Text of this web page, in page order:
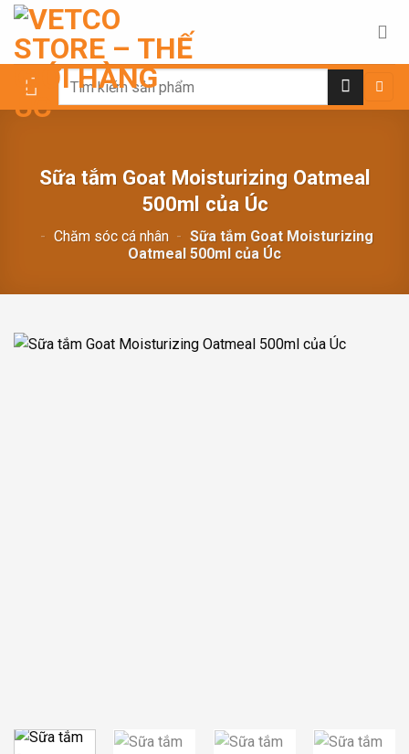
Chuyển
đến
nội
dung
Search
Sữa tắm Goat Moisturizing Oatmeal
500ml của Úc
- Chăm sóc cá nhân - Sữa tắm Goat Moisturizing
Oatmeal 500ml của Úc